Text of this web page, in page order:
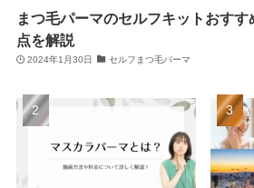
まつ毛パーマのセルフキットおす
点を解説
2024年1月30日 セルフまつ毛パーマ